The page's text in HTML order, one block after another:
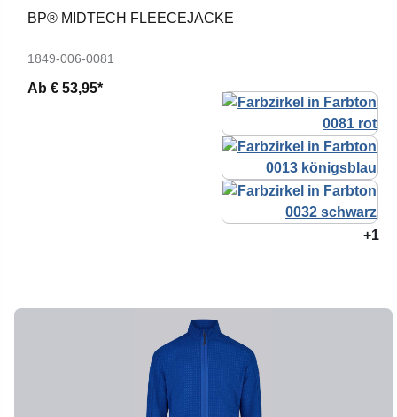
BP® MIDTECH FLEECEJACKE
1849-006-0081
Ab € 53,95*
+1